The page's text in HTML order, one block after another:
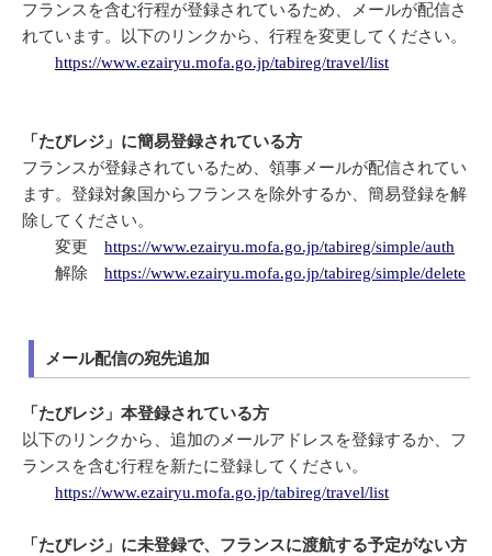
フランスを含む行程が登録されているため、メールが配信さ
れています。以下のリンクから、行程を変更してください。
https://www.ezairyu.mofa.go.jp/tabireg/travel/list
「たびレジ」に簡易登録されている方
フランスが登録されているため、領事メールが配信されてい
ます。登録対象国からフランスを除外するか、簡易登録を解
除してください。
変更 https://www.ezairyu.mofa.go.jp/tabireg/simple/auth
解除 https://www.ezairyu.mofa.go.jp/tabireg/simple/delete
メール配信の宛先追加
「たびレジ」本登録されている方
以下のリンクから、追加のメールアドレスを登録するか、フ
ランスを含む行程を新たに登録してください。
https://www.ezairyu.mofa.go.jp/tabireg/travel/list
「たびレジ」に未登録で、フランスに渡航する予定がない方